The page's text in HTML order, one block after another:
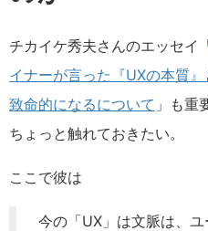
チカイケ秀夫さんのエッセイ
イナーが言った『UXの本質
致命的になるについて 」も重
ちょっと触れておきたい。
ここで彼は
今の「UX」は文脈は、